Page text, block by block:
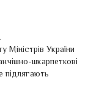
України
шкарпеткові
підлягають